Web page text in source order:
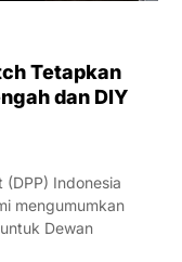
Tetapkan
dan DIY
(DPP) Indonesia
mengumumkan
Dewan